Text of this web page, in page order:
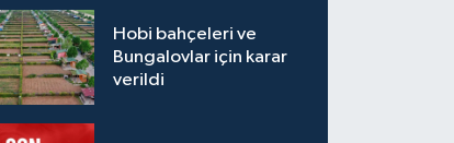
Hobi bahçeleri ve
Bungalovlar için karar
verildi